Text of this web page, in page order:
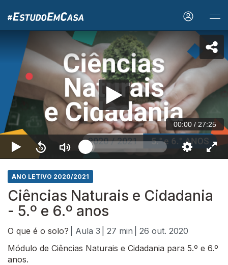
00:00 / 27:25
ANO LETIVO 2020/2021
Ciências Naturais e Cidadania
- 5.º e 6.º anos
O que é o solo? | Aula 3 | 27 min
| 26 out. 2020
Módulo de Ciências Naturais e Cidadania para 5.º e 6.º
anos.